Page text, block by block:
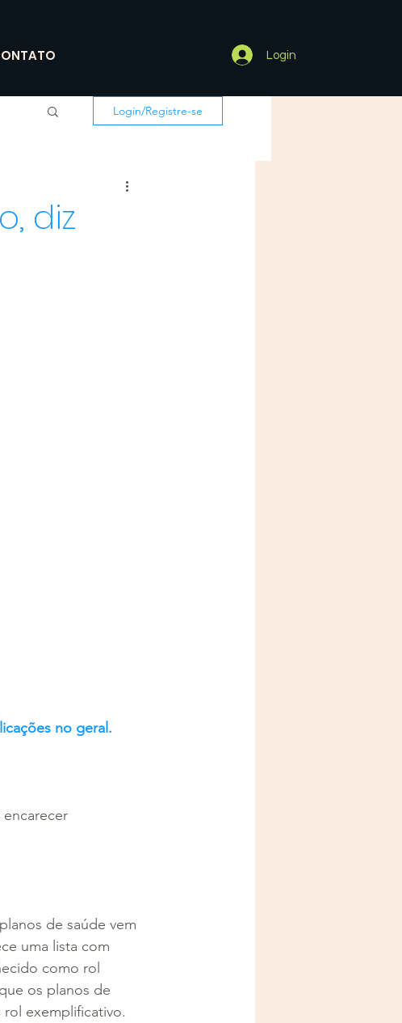
Login
Login/Registre-se
diz
no geral.
de saúde vem
uma lista com
como rol
os planos de
exemplificativo.